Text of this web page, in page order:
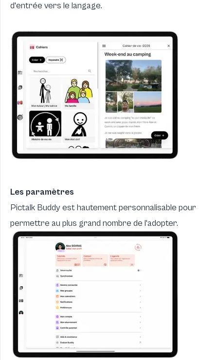
d'entrée vers le langage.
Les paramètres
Pictalk Buddy est hautement personnalisable pour
permettre au plus grand nombre de l'adopter.